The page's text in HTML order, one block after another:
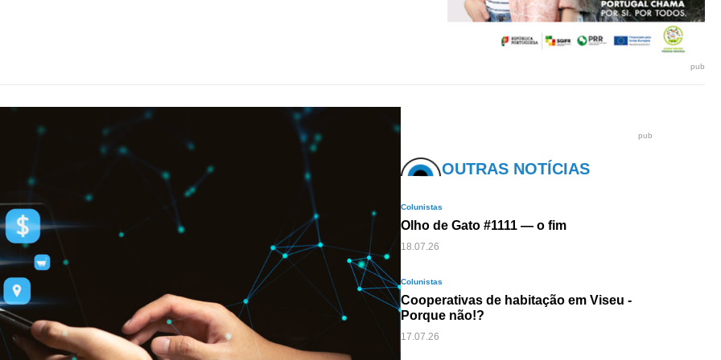
pub
pub
OUTRAS NOTÍCIAS
Colunistas
Olho de Gato #1111 — o fim
18.07.26
Colunistas
Cooperativas de habitação em Viseu -
Porque não!?
17.07.26